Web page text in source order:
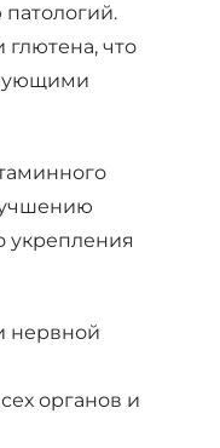
что
укрепления
нервной
органов и